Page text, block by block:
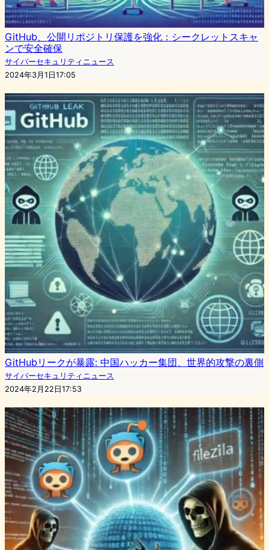
GitHub、公開リポジトリ保護を強化：シークレットスキャ
ンで安全確保
サイバーセキュリティニュース
2024年3月1日17:05
GitHubリークが暴露: 中国ハッカー集団、世界的攻撃の裏側
サイバーセキュリティニュース
2024年2月22日17:53